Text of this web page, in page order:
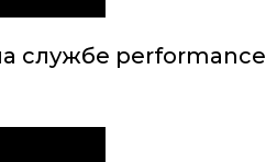
службе performance